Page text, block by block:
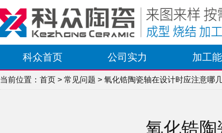
科众首页 公司实力 加工
当前位置： 首页 > 常见问题 > 氧化锆陶瓷轴在设计时应注意哪
氧化锆